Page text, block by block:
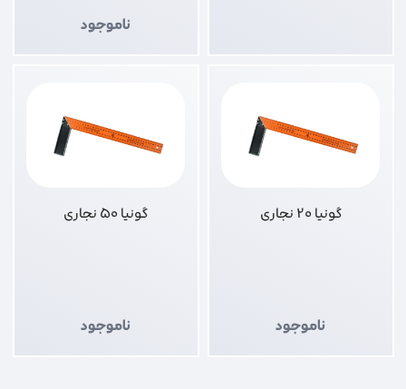
ناموجود
گونیا 20 نجاری
ناموجود
گونیا 50 نجاری
ناموجود